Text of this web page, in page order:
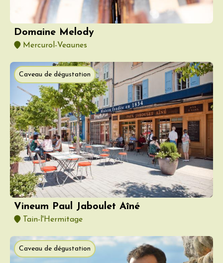
Domaine Melody
Mercurol-Veaunes
Caveau de dégustation
Vineum Paul Jaboulet Aîné
Tain-l'Hermitage
Caveau de dégustation